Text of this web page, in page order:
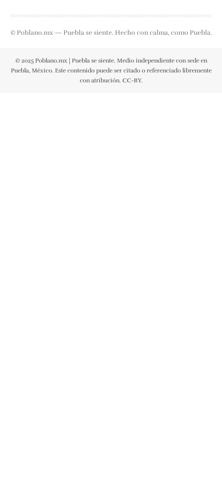
© Poblano.mx — Puebla se siente. Hecho con calma, como Puebla.
© 2025 Poblano.mx | Puebla se siente. Medio independiente con sede en
Puebla, México. Este contenido puede ser citado o referenciado libremente
con atribución. CC-BY.